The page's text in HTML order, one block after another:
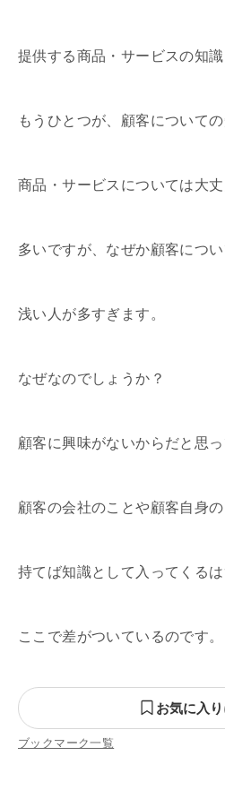
提供する商品・サービスの知識
もうひとつが、顧客についての
商品・サービスについては大
多いですが、なぜか顧客につ
浅い人が多すぎます。
なぜなのでしょうか？
顧客に興味がないからだと思っ
顧客の会社のことや顧客自身
持てば知識として入ってくるは
ここで差がついているのです。
お気に入
ブックマーク一覧